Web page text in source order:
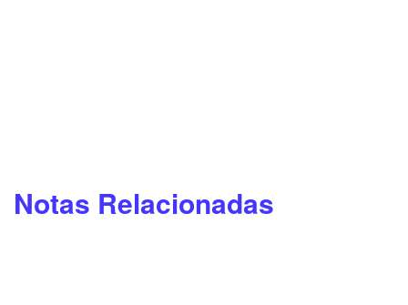
Notas Relacionadas